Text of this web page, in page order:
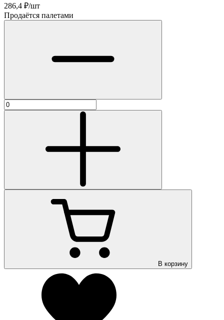
286,4 ₽/шт
Продаётся палетами
В корзину